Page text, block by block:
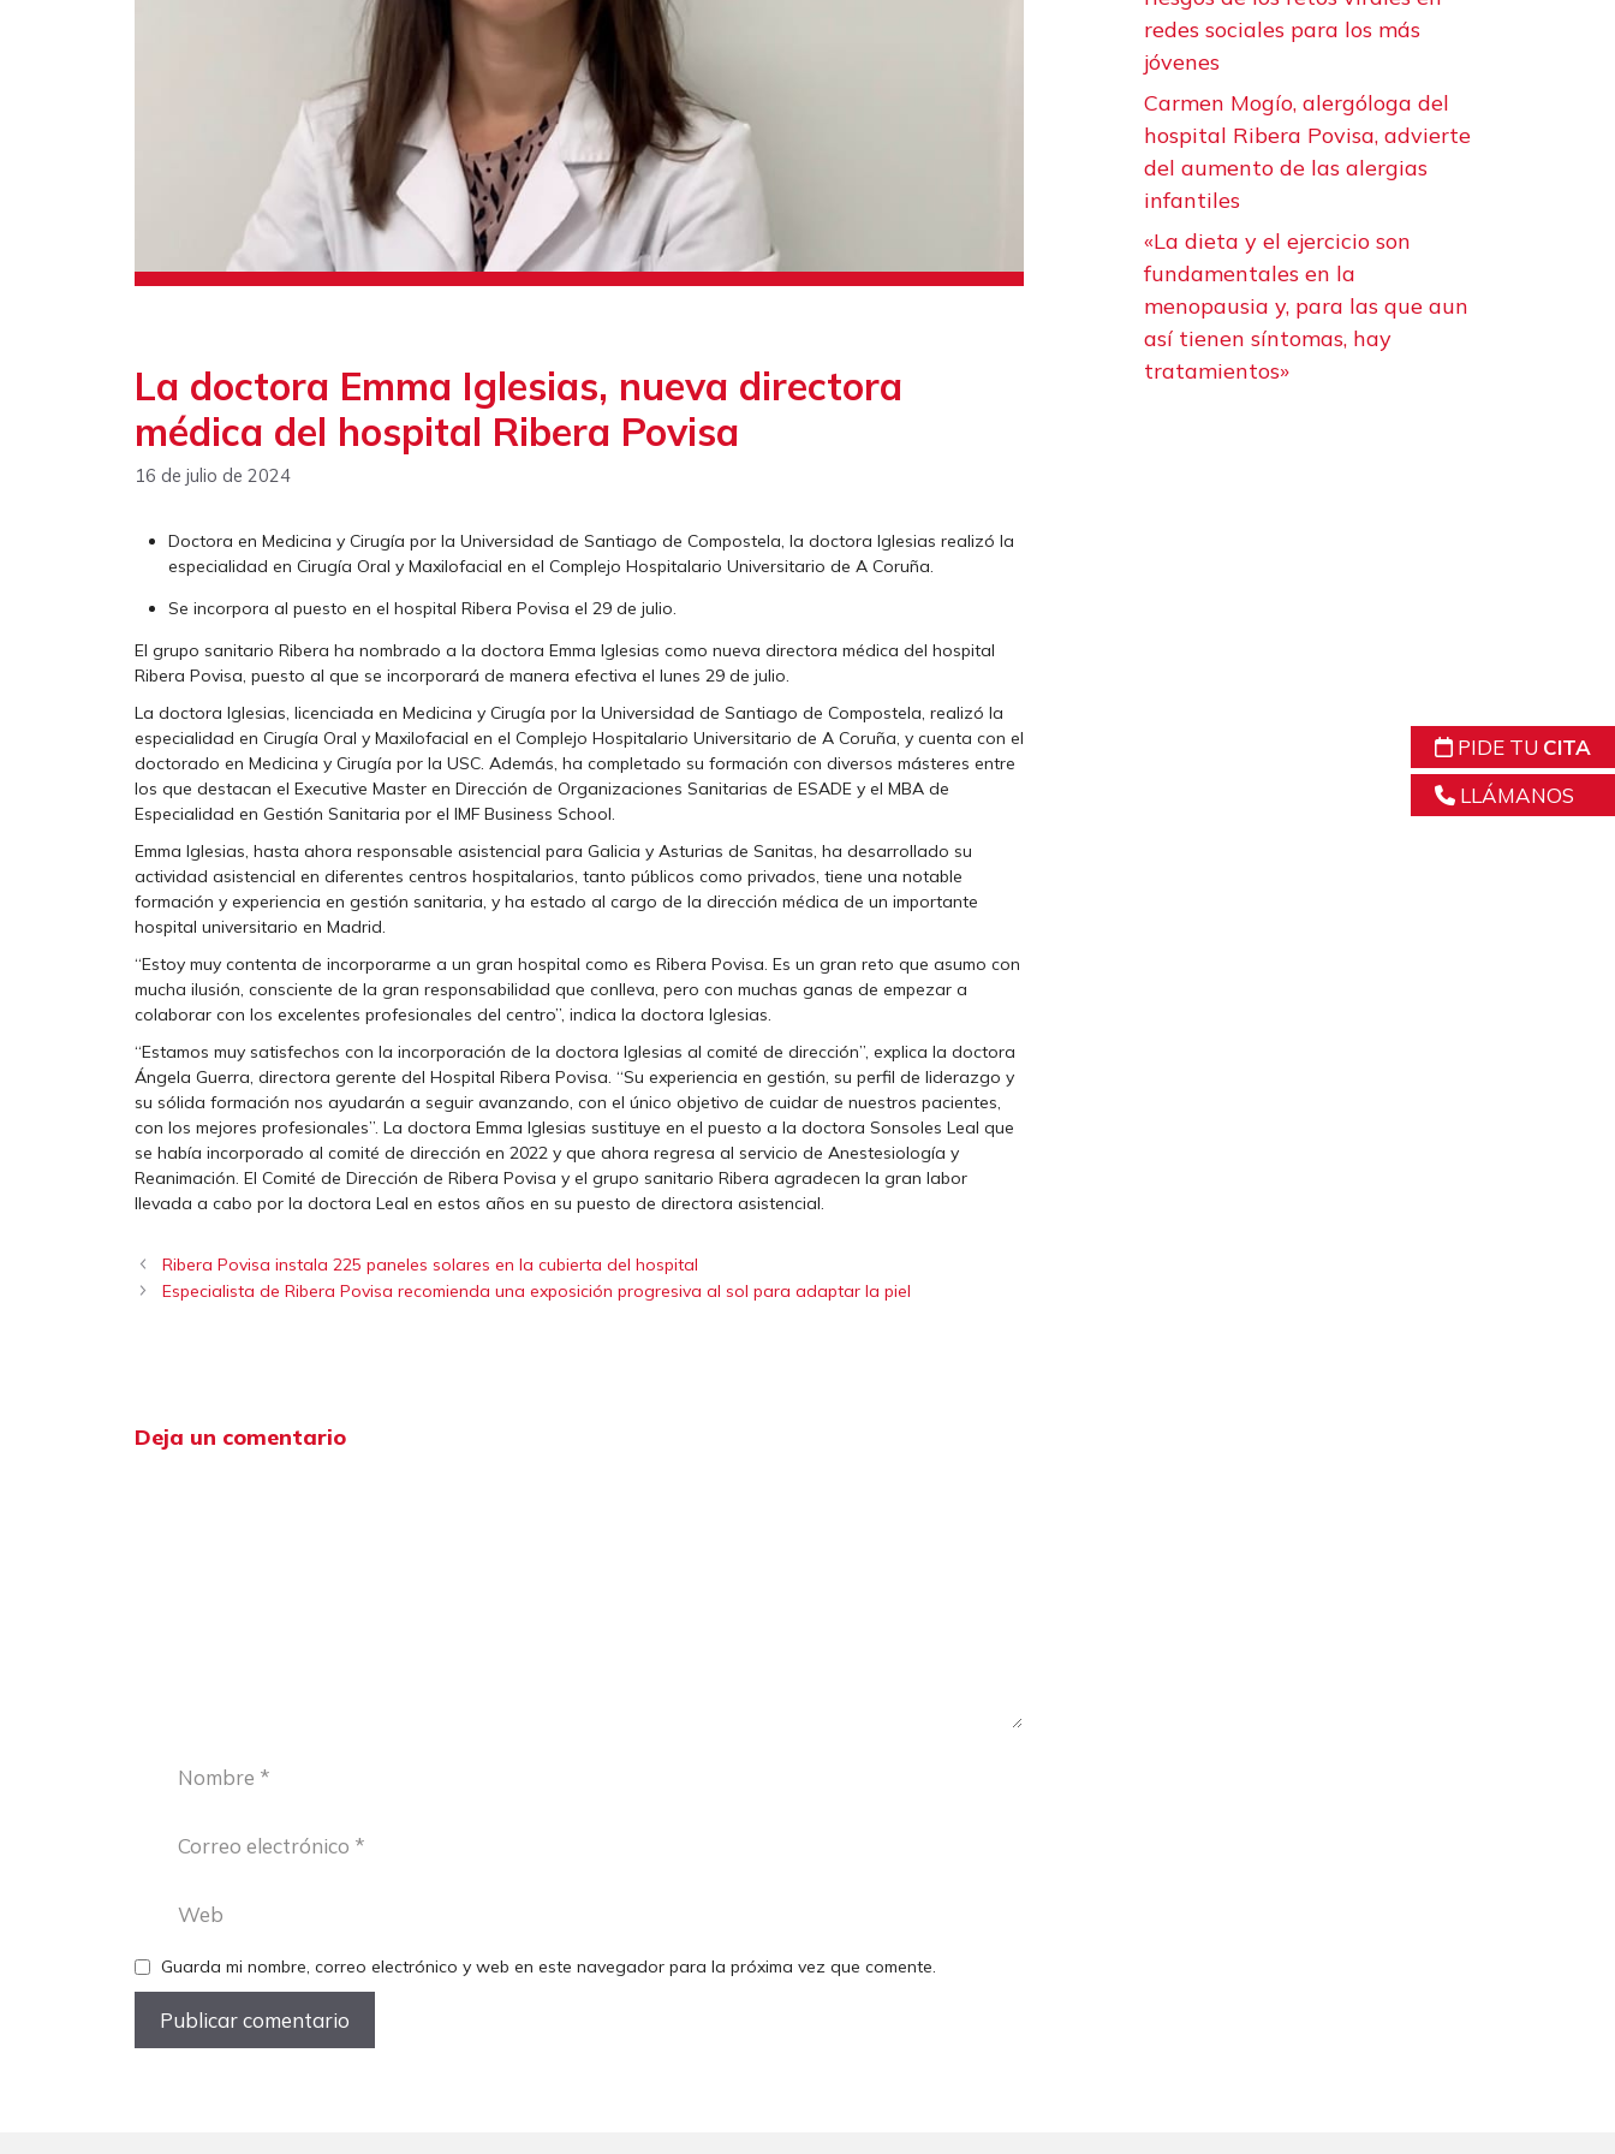
PIDE TU CITA
LLÁMANOS
La doctora Emma Iglesias, nueva directora
médica del hospital Ribera Povisa
16 de julio de 2024
Doctora en Medicina y Cirugía por la Universidad de Santiago de Compostela, la doctora Iglesias realizó la
especialidad en Cirugía Oral y Maxilofacial en el Complejo Hospitalario Universitario de A Coruña.
Se incorpora al puesto en el hospital Ribera Povisa el 29 de julio.
El grupo sanitario Ribera ha nombrado a la doctora Emma Iglesias como nueva directora médica del hospital
Ribera Povisa, puesto al que se incorporará de manera efectiva el lunes 29 de julio.
La doctora Iglesias, licenciada en Medicina y Cirugía por la Universidad de Santiago de Compostela, realizó la
especialidad en Cirugía Oral y Maxilofacial en el Complejo Hospitalario Universitario de A Coruña, y cuenta con el
doctorado en Medicina y Cirugía por la USC. Además, ha completado su formación con diversos másteres entre
los que destacan el Executive Master en Dirección de Organizaciones Sanitarias de ESADE y el MBA de
Especialidad en Gestión Sanitaria por el IMF Business School.
Emma Iglesias, hasta ahora responsable asistencial para Galicia y Asturias de Sanitas, ha desarrollado su
actividad asistencial en diferentes centros hospitalarios, tanto públicos como privados, tiene una notable
formación y experiencia en gestión sanitaria, y ha estado al cargo de la dirección médica de un importante
hospital universitario en Madrid.
“Estoy muy contenta de incorporarme a un gran hospital como es Ribera Povisa. Es un gran reto que asumo con
mucha ilusión, consciente de la gran responsabilidad que conlleva, pero con muchas ganas de empezar a
colaborar con los excelentes profesionales del centro”, indica la doctora Iglesias.
“Estamos muy satisfechos con la incorporación de la doctora Iglesias al comité de dirección”, explica la doctora
Ángela Guerra, directora gerente del Hospital Ribera Povisa. “Su experiencia en gestión, su perfil de liderazgo y
su sólida formación nos ayudarán a seguir avanzando, con el único objetivo de cuidar de nuestros pacientes,
con los mejores profesionales”. La doctora Emma Iglesias sustituye en el puesto a la doctora Sonsoles Leal que
se había incorporado al comité de dirección en 2022 y que ahora regresa al servicio de Anestesiología y
Reanimación. El Comité de Dirección de Ribera Povisa y el grupo sanitario Ribera agradecen la gran labor
llevada a cabo por la doctora Leal en estos años en su puesto de directora asistencial.
Ribera Povisa instala 225 paneles solares en la cubierta del hospital
Especialista de Ribera Povisa recomienda una exposición progresiva al sol para adaptar la piel
Deja un comentario
electrónico
Guarda mi nombre, correo electrónico y web en este navegador para la próxima vez que comente.
redes sociales para los más
jóvenes
Carmen Mogío, alergóloga del
hospital Ribera Povisa, advierte
del aumento de las alergias
infantiles
«La dieta y el ejercicio son
fundamentales en la
menopausia y, para las que aun
así tienen síntomas, hay
tratamientos»